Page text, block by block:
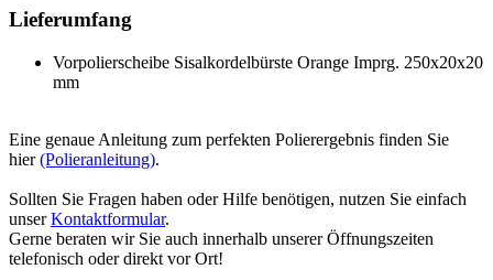
Lieferumfang
Vorpolierscheibe Sisalkordelbürste Orange Imprg. 250x20x20
mm
Eine genaue Anleitung zum perfekten Polierergebnis finden Sie
hier (Polieranleitung).
Sollten Sie Fragen haben oder Hilfe benötigen, nutzen Sie einfach
unser Kontaktformular.
Gerne beraten wir Sie auch innerhalb unserer Öffnungszeiten
telefonisch oder direkt vor Ort!